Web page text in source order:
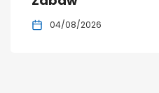
04/08/2026